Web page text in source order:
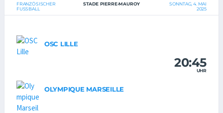
FRANZÖSISCHER
FUSSBALL
STADE PIERRE-MAUROY
SONNTAG, 4. MAI
2025
OSC LILLE
20:45
UHR
OLYMPIQUE MARSEILLE